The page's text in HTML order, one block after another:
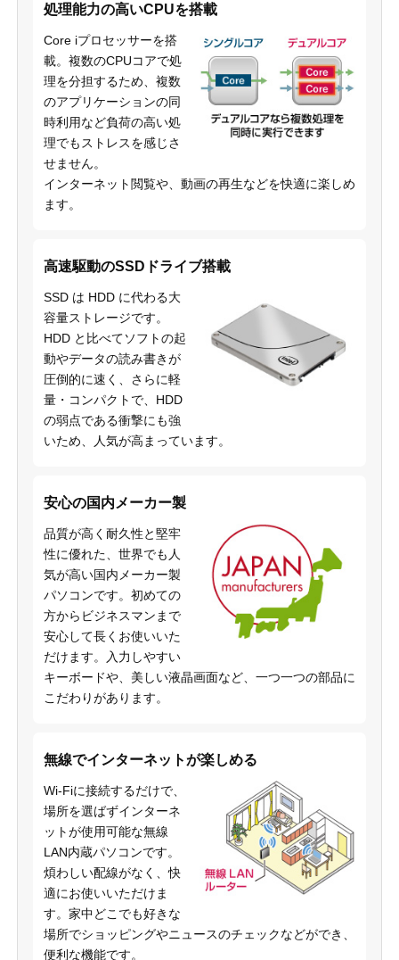
処理能力の高いCPUを搭載
Core iプロセッサーを搭
載。複数のCPUコアで処
理を分担するため、複数
のアプリケーションの同
時利用など負荷の高い処
理でもストレスを感じさ
せません。
インターネット閲覧や、動画の再生などを快適に楽しめ
ます。
高速駆動のSSDドライブ搭載
SSD は HDD に代わる大
容量ストレージです。
HDD と比べてソフトの起
動やデータの読み書きが
圧倒的に速く、さらに軽
量・コンパクトで、HDD
の弱点である衝撃にも強
いため、人気が高まっています。
安心の国内メーカー製
品質が高く耐久性と堅牢
性に優れた、世界でも人
気が高い国内メーカー製
パソコンです。初めての
方からビジネスマンまで
安心して長くお使いいた
だけます。入力しやすい
キーボードや、美しい液晶画面など、一つ一つの部品に
こだわりがあります。
無線でインターネットが楽しめる
Wi-Fiに接続するだけで、
場所を選ばずインターネ
ットが使用可能な無線
LAN内蔵パソコンです。
煩わしい配線がなく、快
適にお使いいただけま
す。家中どこでも好きな
場所でショッピングやニュースのチェックなどができ、
便利な機能です。